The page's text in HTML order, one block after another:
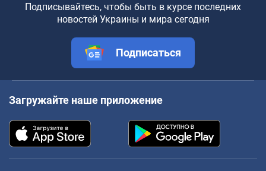
Подписывайтесь, чтобы быть в курсе последних
новостей Украины и мира сегодня
Подписаться
Загружайте наше приложение